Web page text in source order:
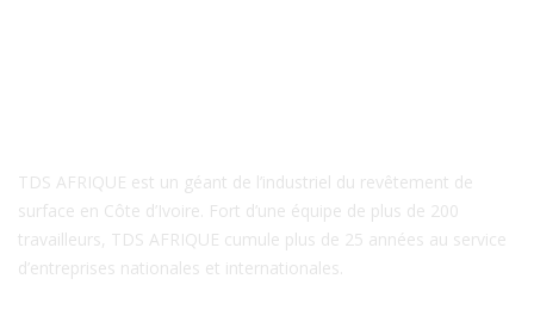
TDS AFRIQUE est un géant de l’industriel du revêtement de
surface en Côte d’Ivoire. Fort d’une équipe de plus de 200
travailleurs, TDS AFRIQUE cumule plus de 25 années au service
d’entreprises nationales et internationales.